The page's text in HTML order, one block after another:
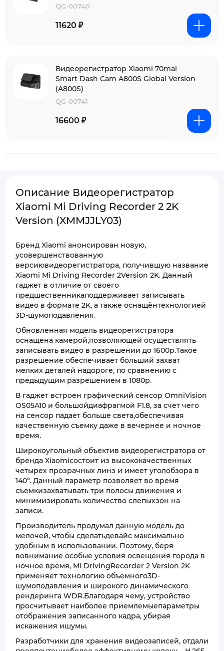
QG-00740
11620 ₽
Видеорегистратор Xiaomi 70mai
Smart Dash Cam A800S Global Version
(A800S)
QG-00741
16600 ₽
Описание Видеорегистратор
Xiaomi Mi Driving Recorder 2 2K
Version (XMMJJLY03)
Бренд Xiaomi анонсирован новую,
усовершенствованную
версиювидеорегистратора, получившую название
Xiaomi Mi Driving Recorder 2Version 2K. Данный
гаджет в отличие от своего
предшественникаподдерживает записывать
видео в формате 2K, а также оснащёнтехнологией
3D-шумоподавления.
Обновленная модель видеорегистратора
оснащена камерой,позволяющей осуществлять
записывать видео в разрешении до 1600p.Такое
разрешение обеспечивает больший захват
мелких деталей надороге, по сравнению с
предыдущим разрешением в 1080p.
В гаджет встроен графический сенсор OmniVision
OS05A10 и большойдиафрагмой F1.8, за счет чего
на сенсор падает больше света,обеспечивая
качественную съемку даже в вечернее и ночное
время.
Широкоугольный объектив видеорегистратора от
бренда Xiaomiсостоит из высококачественных
четырех прозрачных линз и имеет уголобзора в
140°. Данный параметр позволяет во время
съемкизахватывать три полосы движения и
минимизировать количество слепыхзон на
записи.
Производитель продумал данную модель до
мелочей, чтобы сделатьдевайс максимально
удобным в использовании. Поэтому, беря
вовнимание особые условия освещения города в
ночное время, Mi DrivingRecorder 2 Version 2K
применяет технологию объемного3D-
шумоподавления и широкого динамического
рендеринга WDR.Благодаря чему, устройство
просчитывает наиболее приемлемыепараметры
отображения записанного кадра, убирая
искажения ишумы.
Разработчики для хранения видеозаписей, отдали